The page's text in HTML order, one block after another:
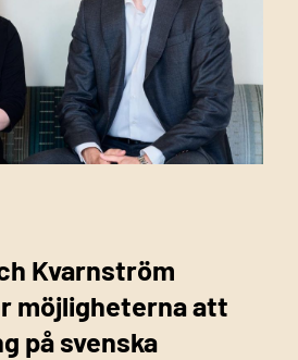
Kvarnström
möjligheterna att
på svenska